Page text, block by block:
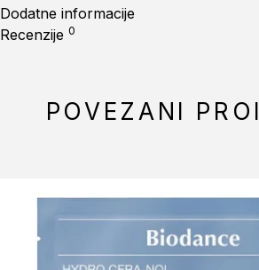
Dodatne informacije
Recenzije 0
POVEZANI